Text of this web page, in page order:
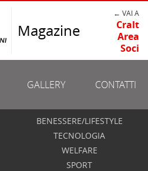
Magazine
← VAI A
Cralt
Area
Soci
GALLERY CONTATTI
BENESSERE/LIFESTYLE
TECNOLOGIA
WELFARE
SPORT